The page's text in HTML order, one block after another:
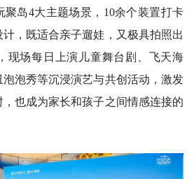
聚岛4大主题场景，10余个装置打卡
，既适合亲子遛娃，又极具拍照出
现场每日上演儿童舞台剧、飞天海
泡秀等沉浸演艺与共创活动，激发
也成为家长和孩子之间情感连接的